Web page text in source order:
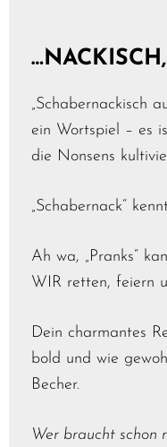
„Schabernackisch
ein Wortspiel – es
die Nonsens
„Schabernack“
Ah wa, „Pranks“
WIR retten, feiern
Dein charmantes
bold und wie
Becher.
Wer braucht schon